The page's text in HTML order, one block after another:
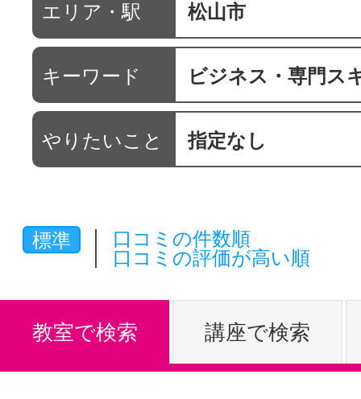
駅・路線か
通信講座を
やりたいこ
特集をみる
エリア・駅 松山市
キーワード ビジネス・専門ス
やりたいこと 指定なし
標準
口コミの件数順
口コミの評価が高い順
教室で検索 講座で検索